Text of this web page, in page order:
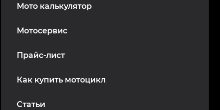
Мото калькулятор
Мотосервис
Прайс-лист
Как купить мотоцикл
Статьи